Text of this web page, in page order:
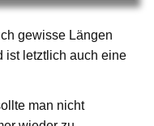
gewisse Längen
ist letztlich auch eine
man nicht